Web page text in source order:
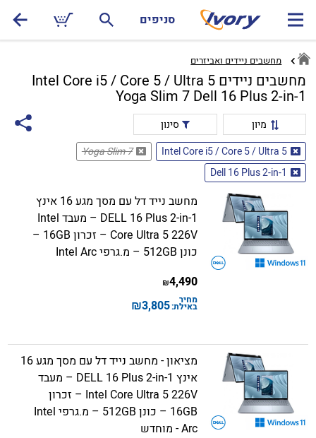
סניפים
מחשבים ניידים ואביזרים
מחשבים ניידים Intel Core i5 / Core 5 / Ultra 5
Yoga Slim 7 Dell 16 Plus 2-in-1
מיון
סינון
Intel Core i5 / Core 5 / Ultra 5
Yoga Slim 7
Dell 16 Plus 2-in-1
מחשב נייד דל עם מסך מגע 16 אינץ
DELL 16 Plus 2-in-1 – מעבד Intel
Core Ultra 5 226V – זכרון 16GB –
כונן 512GB – מ.גרפי Intel Arc
4,490
₪
מחיר
באילת:3,805
₪
מציאון - מחשב נייד דל עם מסך מגע 16
אינץ DELL 16 Plus 2-in-1 – מעבד
Intel Core Ultra 5 226V – זכרון
16GB – כונן 512GB – מ.גרפי Intel
Arc - מוחדש